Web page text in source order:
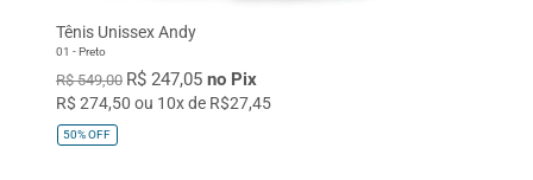
Tênis Unissex Andy
01 - Preto
R$ 549,00 R$ 247,05 no Pix
R$ 274,50 ou 10x de R$27,45
50%OFF